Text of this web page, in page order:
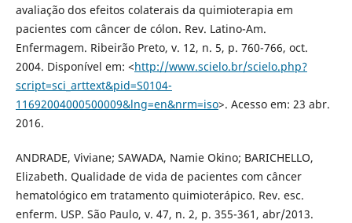
avaliação dos efeitos colaterais da quimioterapia em
pacientes com câncer de cólon. Rev. Latino-Am.
Enfermagem. Ribeirão Preto, v. 12, n. 5, p. 760-766, oct.
2004. Disponível em: <http://www.scielo.br/scielo.php?
script=sci_arttext&pid=S0104-
11692004000500009&lng=en&nrm=iso>. Acesso em: 23 abr.
2016.
ANDRADE, Viviane; SAWADA, Namie Okino; BARICHELLO,
Elizabeth. Qualidade de vida de pacientes com câncer
hematológico em tratamento quimioterápico. Rev. esc.
enferm. USP. São Paulo, v. 47, n. 2, p. 355-361, abr/2013.